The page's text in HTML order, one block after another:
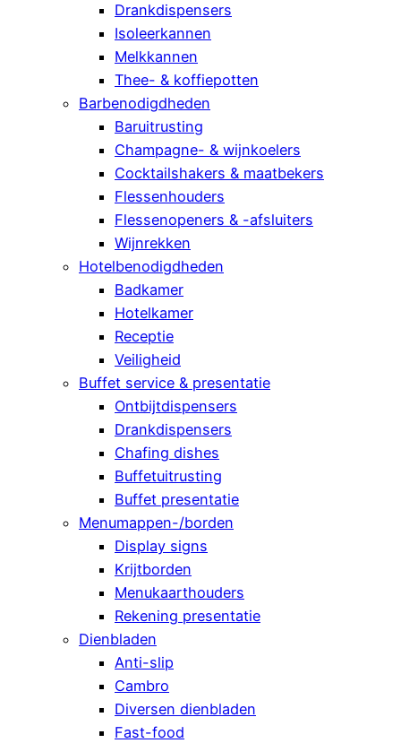
Drankdispensers
Isoleerkannen
Melkkannen
Thee- & koffiepotten
Barbenodigdheden
Baruitrusting
Champagne- & wijnkoelers
Cocktailshakers & maatbekers
Flessenhouders
Flessenopeners & -afsluiters
Wijnrekken
Hotelbenodigdheden
Badkamer
Hotelkamer
Receptie
Veiligheid
Buffet service & presentatie
Ontbijtdispensers
Drankdispensers
Chafing dishes
Buffetuitrusting
Buffet presentatie
Menumappen-/borden
Display signs
Krijtborden
Menukaarthouders
Rekening presentatie
Dienbladen
Anti-slip
Cambro
Diversen dienbladen
Fast-food